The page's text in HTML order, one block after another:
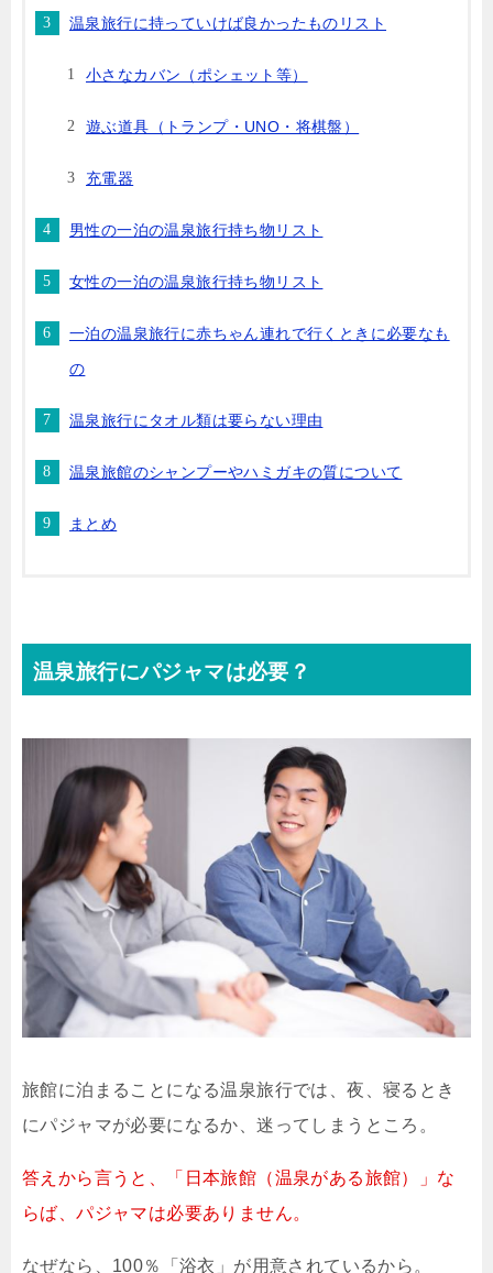
温泉旅行に持っていけば良かったものリスト
小さなカバン（ポシェット等）
遊ぶ道具（トランプ・UNO・将棋盤）
充電器
男性の一泊の温泉旅行持ち物リスト
女性の一泊の温泉旅行持ち物リスト
一泊の温泉旅行に赤ちゃん連れで行くときに必要なも
の
温泉旅行にタオル類は要らない理由
温泉旅館のシャンプーやハミガキの質について
まとめ
温泉旅行にパジャマは必要？
旅館に泊まることになる温泉旅行では、夜、寝るとき
にパジャマが必要になるか、迷ってしまうところ。
答えから言うと、「日本旅館（温泉がある旅館）」な
らば、パジャマは必要ありません。
なぜなら、100％「浴衣」が用意されているから。